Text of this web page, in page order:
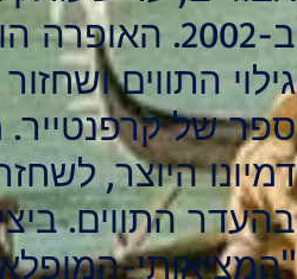
גילוי התווים
ספר של
דמיונו היוצר,
בהעדר התווים.
"המציאותי-